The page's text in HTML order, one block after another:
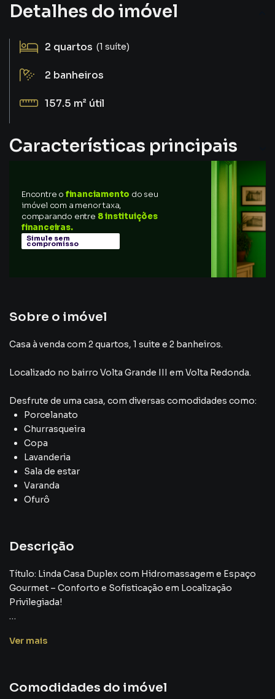
Detalhes do imóvel
2 quartos (1 suíte)
2 banheiros
157.5 m² útil
Características principais
Encontre o financiamento do seu
imóvel com a menor taxa,
comparando entre 8 instituições
financeiras.
Simule sem
compromisso
Sobre o imóvel
Casa à venda com 2 quartos, 1 suite e 2 banheiros.
Localizado no bairro Volta Grande III em Volta Redonda.
Desfrute de uma casa, com diversas comodidades como:
Porcelanato
Churrasqueira
Copa
Lavanderia
Sala de estar
Varanda
Ofurô
Descrição
Título: Linda Casa Duplex com Hidromassagem e Espaço
Gourmet – Conforto e Sofisticação em Localização
Privilegiada!
da cidade, esta é a oportunidade perfeita para você!
Ver mais
Comodidades do imóvel